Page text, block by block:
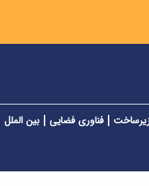
فناوری فضایی بین الملل